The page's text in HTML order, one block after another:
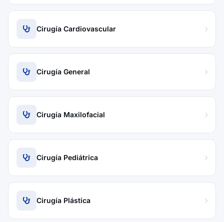
Cirugía Cardiovascular
Cirugía General
Cirugía Maxilofacial
Cirugía Pediátrica
Cirugía Plástica